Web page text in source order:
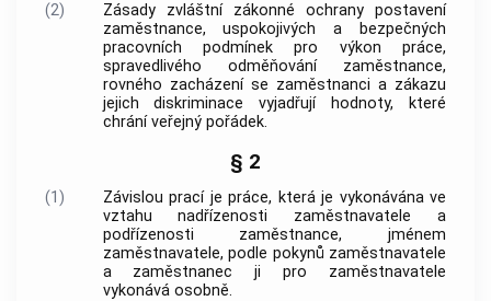
(2)
Zásady zvláštní zákonné ochrany postavení
zaměstnance, uspokojivých a bezpečných
pracovních podmínek pro výkon práce,
spravedlivého odměňování zaměstnance,
rovného zacházení se zaměstnanci a zákazu
jejich diskriminace vyjadřují hodnoty, které
chrání veřejný pořádek.
§ 2
(1) Závislou pracíje práce, která je vykonávána ve
vztahu nadřízenosti zaměstnavatele a
podřízenosti zaměstnance, jménem
zaměstnavatele, podle pokynů zaměstnavatele
a zaměstnanec ji pro zaměstnavatele
vykonává osobně.